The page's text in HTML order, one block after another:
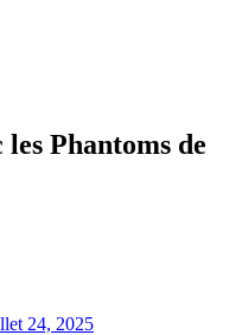
Phantoms de
24, 2025